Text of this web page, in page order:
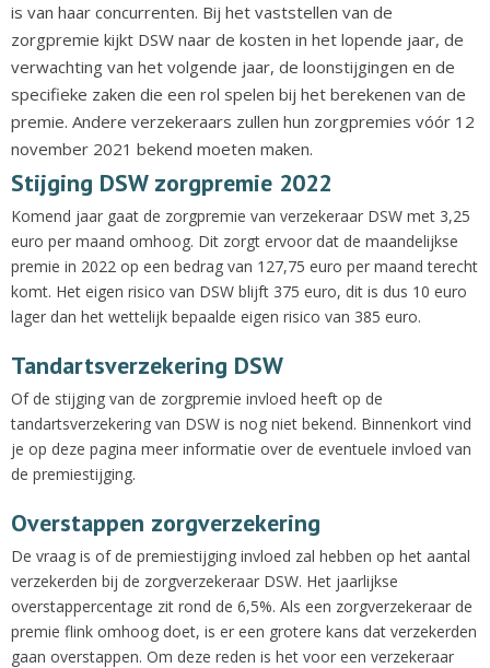
is van haar concurrenten. Bij het vaststellen van de
zorgpremie kijkt DSW naar de kosten in het lopende jaar, de
verwachting van het volgende jaar, de loonstijgingen en de
specifieke zaken die een rol spelen bij het berekenen van de
premie. Andere verzekeraars zullen hun zorgpremies vóór 12
november 2021 bekend moeten maken.
Stijging DSW zorgpremie 2022
Komend jaar gaat de zorgpremie van verzekeraar DSW met 3,25
euro per maand omhoog. Dit zorgt ervoor dat de maandelijkse
premie in 2022 op een bedrag van 127,75 euro per maand terecht
komt. Het eigen risico van DSW blijft 375 euro, dit is dus 10 euro
lager dan het wettelijk bepaalde eigen risico van 385 euro.
Tandartsverzekering DSW
Of de stijging van de zorgpremie invloed heeft op de
tandartsverzekering van DSW is nog niet bekend. Binnenkort vind
je op deze pagina meer informatie over de eventuele invloed van
de premiestijging.
Overstappen zorgverzekering
De vraag is of de premiestijging invloed zal hebben op het aantal
verzekerden bij de zorgverzekeraar DSW. Het jaarlijkse
overstappercentage zit rond de 6,5%. Als een zorgverzekeraar de
premie flink omhoog doet, is er een grotere kans dat verzekerden
gaan overstappen. Om deze reden is het voor een verzekeraar